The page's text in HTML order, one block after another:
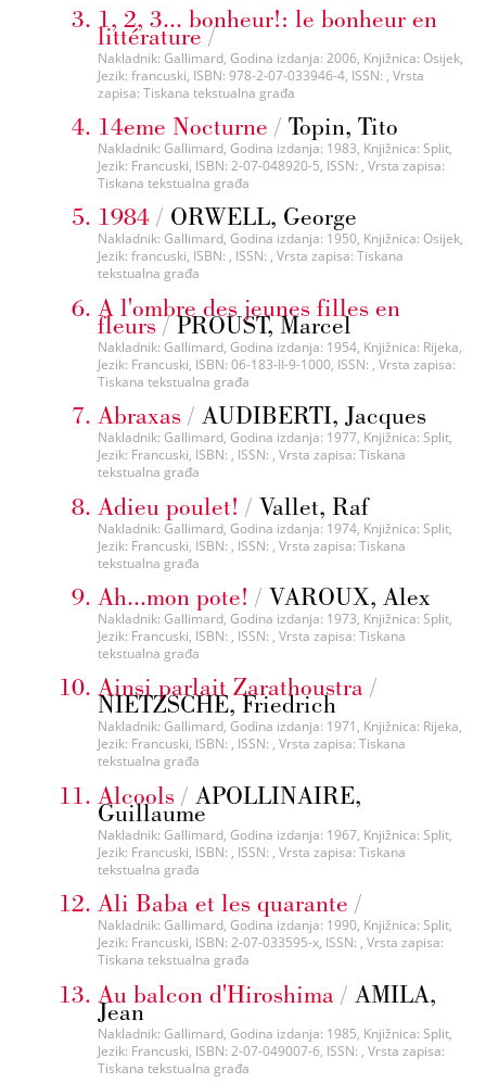
1, 2, 3... bonheur!: le bonheur en
littérature/
Nakladnik: Gallimard, Godina izdanja: 2006, Knjižnica: Osijek,
Jezik: francuski, ISBN: 978-2-07-033946-4, ISSN: , Vrsta
zapisa: Tiskana tekstualna građa
14eme Nocturne / Topin, Tito
Nakladnik: Gallimard, Godina izdanja: 1983, Knjižnica: Split,
Jezik: Francuski, ISBN: 2-07-048920-5, ISSN: , Vrsta zapisa:
Tiskana tekstualna građa
1984 / ORWELL, George
Nakladnik: Gallimard, Godina izdanja: 1950, Knjižnica: Osijek,
Jezik: francuski, ISBN: , ISSN: , Vrsta zapisa: Tiskana
tekstualna građa
A l'ombre des jeunes filles en
fleurs/PROUST, Marcel
Nakladnik: Gallimard, Godina izdanja: 1954, Knjižnica: Rijeka,
Jezik: Francuski, ISBN: 06-183-II-9-1000, ISSN: , Vrsta zapisa:
Tiskana tekstualna građa
Abraxas / AUDIBERTI, Jacques
Nakladnik: Gallimard, Godina izdanja: 1977, Knjižnica: Split,
Jezik: Francuski, ISBN: , ISSN: , Vrsta zapisa: Tiskana
tekstualna građa
Adieu poulet! / Vallet, Raf
Nakladnik: Gallimard, Godina izdanja: 1974, Knjižnica: Split,
Jezik: Francuski, ISBN: , ISSN: , Vrsta zapisa: Tiskana
tekstualna građa
Ah...mon pote! / VAROUX, Alex
Nakladnik: Gallimard, Godina izdanja: 1973, Knjižnica: Split,
Jezik: Francuski, ISBN: , ISSN: , Vrsta zapisa: Tiskana
tekstualna građa
Ainsi parlait Zarathoustra /
NIETZSCHE, Friedrich
Nakladnik: Gallimard, Godina izdanja: 1971, Knjižnica: Rijeka,
Jezik: Francuski, ISBN: , ISSN: , Vrsta zapisa: Tiskana
tekstualna građa
Alcools / APOLLINAIRE,
Guillaume
Nakladnik: Gallimard, Godina izdanja: 1967, Knjižnica: Split,
Jezik: Francuski, ISBN: , ISSN: , Vrsta zapisa: Tiskana
tekstualna građa
Ali Baba et les quarante /
Nakladnik: Gallimard, Godina izdanja: 1990, Knjižnica: Split,
Jezik: Francuski, ISBN: 2-07-033595-x, ISSN: , Vrsta zapisa:
Tiskana tekstualna građa
Au balcon d'Hiroshima / AMILA,
Jean
Nakladnik: Gallimard, Godina izdanja: 1985, Knjižnica: Split,
Jezik: Francuski, ISBN: 2-07-049007-6, ISSN: , Vrsta zapisa:
Tiskana tekstualna građa